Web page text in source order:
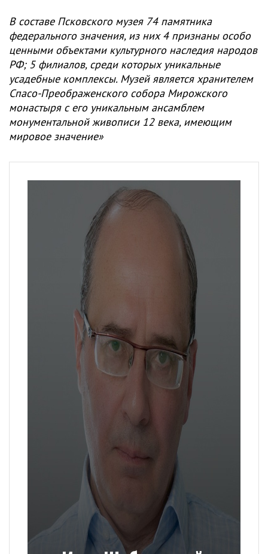
В составе Псковского музея 74 памятника
федерального значения, из них 4 признаны особо
ценными объектами культурного наследия народов
РФ; 5 филиалов, среди которых уникальные
усадебные комплексы. Музей является хранителем
Спасо-Преображенского собора Мирожского
монастыря с его уникальным ансамблем
монументальной живописи 12 века, имеющим
мировое значение»